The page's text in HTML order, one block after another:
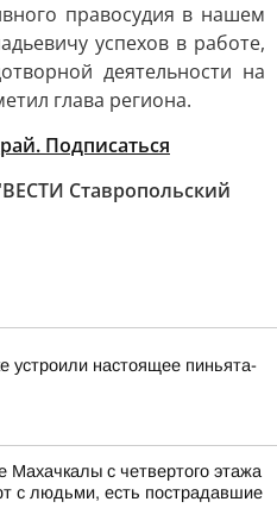
правосудия в нашем
успехов в работе,
деятельности на
глава региона.
Подписаться
Ставропольский
устроили настоящее пиньята-
Махачкалы с четвертого этажа
с людьми, есть пострадавшие